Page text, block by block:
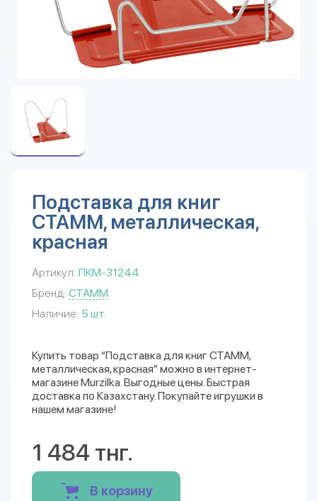
Подставка для книг
СТАММ, металлическая,
красная
Артикул: ПКМ-31244
Бренд: СТАММ
Наличие: 5 шт.
Купить товар “Подставка для книг СТАММ,
металлическая, красная” можно в интернет-
магазине Murzilka. Выгодные цены. Быстрая
доставка по Казахстану. Покупайте игрушки в
нашем магазине!
1 484 тнг.
В корзину